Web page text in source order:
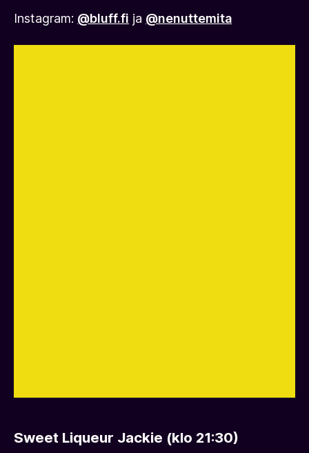
Instagram: @bluff.fi ja @nenuttemita
Sweet Liqueur Jackie (klo 21:30)